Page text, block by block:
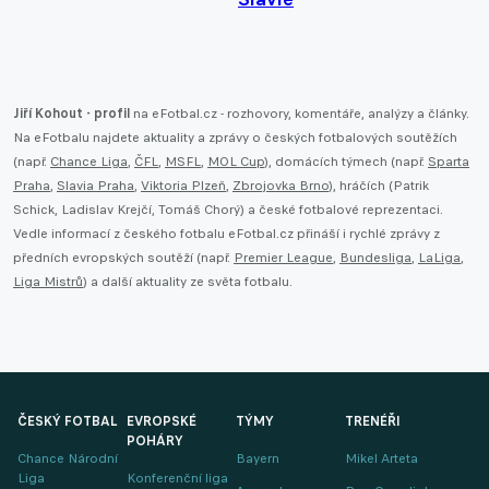
Jiří Kohout - profil na eFotbal.cz - rozhovory, komentáře, analýzy a články.
Na eFotbalu najdete aktuality a zprávy o českých fotbalových soutěžích
(např. Chance Liga, ČFL, MSFL, MOL Cup), domácích týmech (např. Sparta
Praha, Slavia Praha, Viktoria Plzeň, Zbrojovka Brno), hráčích (Patrik
Schick, Ladislav Krejčí, Tomáš Chorý) a české fotbalové reprezentaci.
Vedle informací z českého fotbalu eFotbal.cz přináší i rychlé zprávy z
předních evropských soutěží (např. Premier League, Bundesliga, LaLiga,
Liga Mistrů) a další aktuality ze světa fotbalu.
ČESKÝ FOTBAL
Chance Národní
Liga
EVROPSKÉ
POHÁRY
Konferenční liga
TÝMY
Bayern
TRENÉŘI
Mikel Arteta